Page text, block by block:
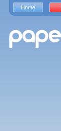
Home